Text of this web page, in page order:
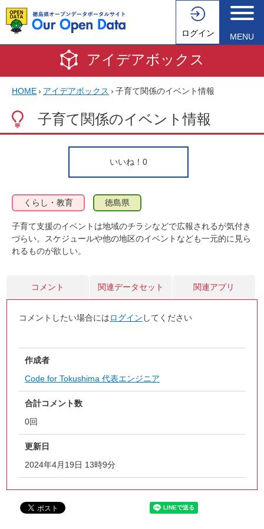
ログイン MENU
アイデアボックス
HOME› アイデアボックス › 子育て関係のイベント情報
子育て関係のイベント情報
いいね！ 0
くらし・教育 徳島県
子育て支援のイベントは地域のチラシなどで広報されるが気付き
づらい。スケジュールや他の地区のイベントなども一元的に見ら
れるものが欲しい。
コメント 関連データセット 関連アプリ
コメントしたい場合にはログイン してください
作成者
Code for Tokushima 代表エンジニア
合計コメント数
0回
更新日
2024年4月19日 13時9分